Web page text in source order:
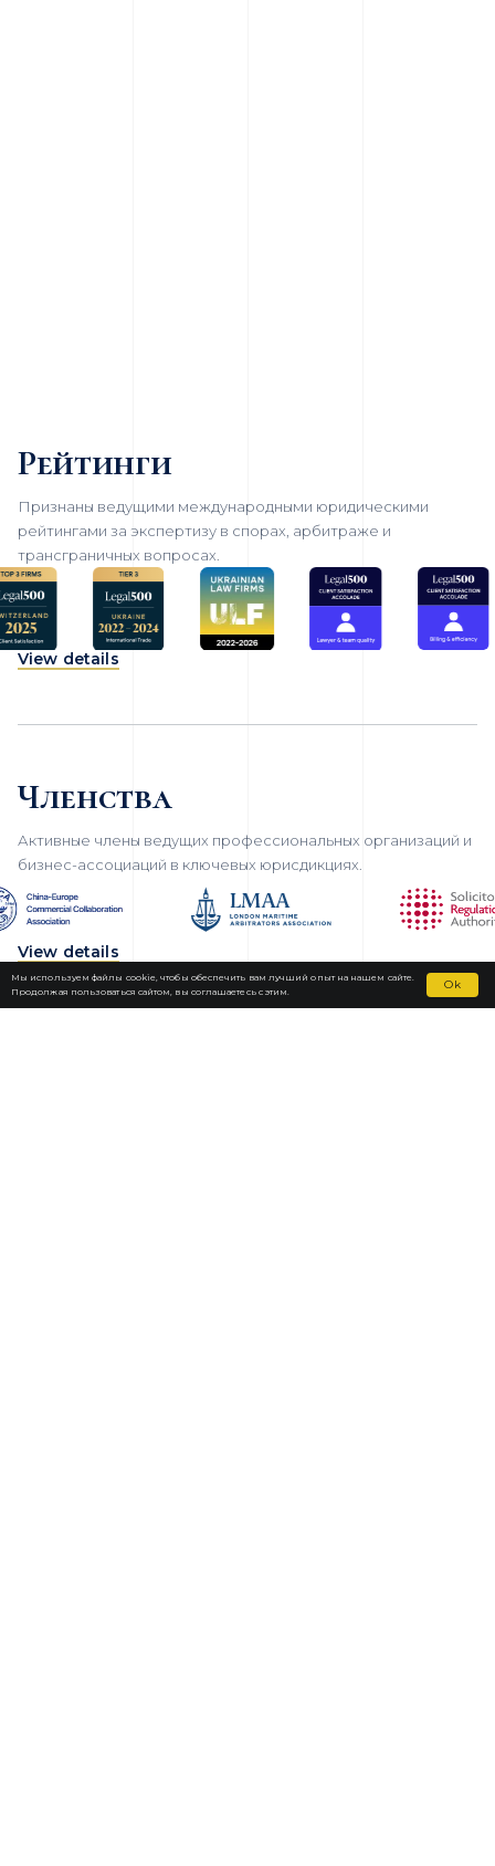
Рейтинги
Признаны ведущими международными юридическими
рейтингами за экспертизу в спорах, арбитраже и
трансграничных вопросах.
View details
Членства
Активные члены ведущих профессиональных организаций и
бизнес-ассоциаций в ключевых юрисдикциях.
View details
Мы используем файлы cookie, чтобы обеспечить вам лучший опыт на нашем сайте.
Продолжая пользоваться сайтом, вы соглашаетесь с этим.
Ok